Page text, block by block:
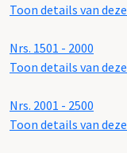
Toon details van
Nrs. 1501 - 2000
Toon details van
Nrs. 2001 - 2500
Toon details van